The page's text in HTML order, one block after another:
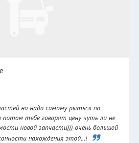
но надо самому рыться по
потом тебе говорят цену чуть ли не
новой запчасти))) очень большой
нахождения этой...!